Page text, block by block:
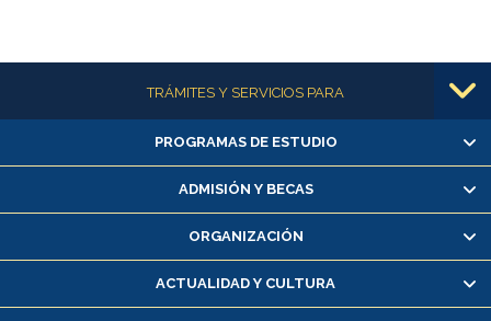
Más informaciónTRÁMITES Y SERVICIOS PARA
Alumnas/os y exalumnas/os
Matrícula en línea
Inscripción y cambio de asignaturas
Consulta y certificado de notas
Servicio médico y dental
PROGRAMAS DE ESTUDIO
ADMISIÓN Y BECAS
ORGANIZACIÓN
ACTUALIDAD Y CULTURA